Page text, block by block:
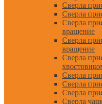
Сверла
Сверла
Сверла
вращение
Сверла
вращение
Сверла
Сверла
Сверла
Сверла
Сверла